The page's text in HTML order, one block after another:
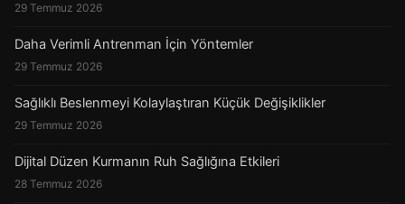
29 Temmuz 2026
Daha Verimli Antrenman İçin Yöntemler
29 Temmuz 2026
Sağlıklı Beslenmeyi Kolaylaştıran Küçük Değişiklikler
29 Temmuz 2026
Dijital Düzen Kurmanın Ruh Sağlığına Etkileri
28 Temmuz 2026